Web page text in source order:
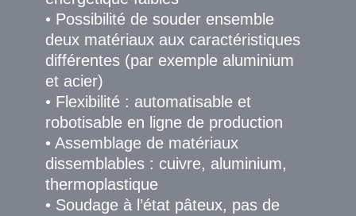
• Possibilité de souder ensemble
deux matériaux aux caractéristiques
différentes (par exemple aluminium
et acier)
• Flexibilité : automatisable et
robotisable en ligne de production
• Assemblage de matériaux
dissemblables : cuivre, aluminium,
thermoplastique
• Soudage à l’état pâteux, pas de